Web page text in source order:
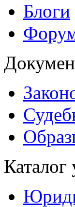
Блоги
Каталог